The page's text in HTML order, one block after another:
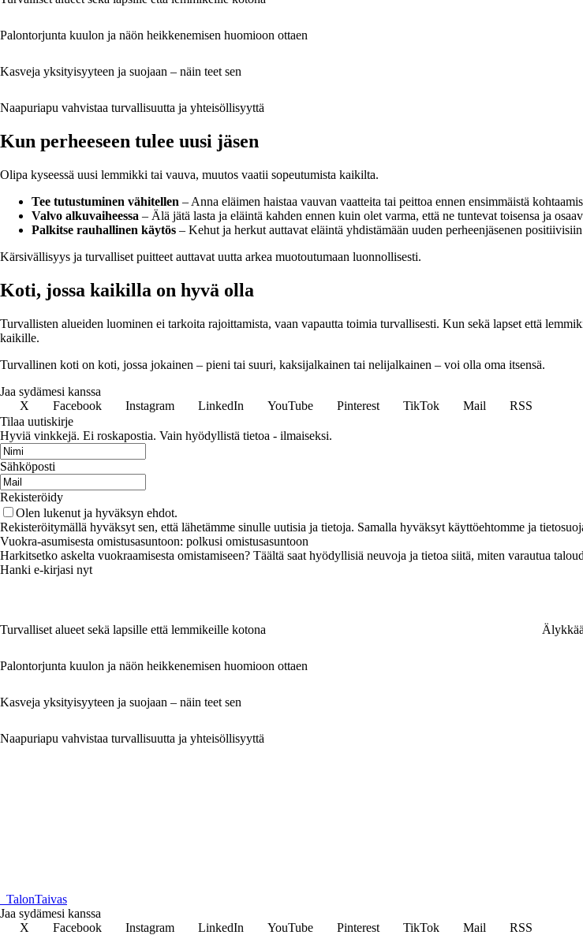
Palontorjunta kuulon ja näön heikkenemisen huomioon ottaen
Kasveja yksityisyyteen ja suojaan – näin teet sen
Naapuriapu vahvistaa turvallisuutta ja yhteisöllisyyttä
Kun perheeseen tulee uusi jäsen
Olipa kyseessä uusi lemmikki tai vauva, muutos vaatii sopeutumista kaikilta.
Tee tutustuminen vähitellen – Anna eläimen haistaa vauvan vaatteita tai peittoa ennen ensimmäistä
Valvo alkuvaiheessa – Älä jätä lasta ja eläintä kahden ennen kuin olet varma, että ne tuntevat toisensa ja
Palkitse rauhallinen käytös – Kehut ja herkut auttavat eläintä yhdistämään uuden perheenjäsenen
Kärsivällisyys ja turvalliset puitteet auttavat uutta arkea muotoutumaan luonnollisesti.
Koti, jossa kaikilla on hyvä olla
Turvallisten alueiden luominen ei tarkoita rajoittamista, vaan vapautta toimia turvallisesti. Kun sekä lapset että
kaikille.
Turvallinen koti on koti, jossa jokainen – pieni tai suuri, kaksijalkainen tai nelijalkainen – voi olla oma itsensä.
Jaa sydämesi kanssa
X
Facebook Instagram LinkedIn YouTube Pinterest TikTok Mail
RSS
Tilaa uutiskirje
Hyviä vinkkejä. Ei roskapostia. Vain hyödyllistä tietoa - ilmaiseksi.
Sähköposti
Rekisteröidy
Olen lukenut ja hyväksyn ehdot.
Rekisteröitymällä hyväksyt sen, että lähetämme sinulle uutisia ja tietoja. Samalla hyväksyt käyttöehtomme ja
Vuokra-asumisesta omistusasuntoon: polkusi omistusasuntoon
Harkitsetko askelta vuokraamisesta omistamiseen? Täältä saat hyödyllisiä neuvoja ja tietoa siitä, miten varautua
Hanki e-kirjasi nyt
Turvalliset alueet sekä lapsille että lemmikeille kotona
Palontorjunta kuulon ja näön heikkenemisen huomioon ottaen
Kasveja yksityisyyteen ja suojaan – näin teet sen
Naapuriapu vahvistaa turvallisuutta ja yhteisöllisyyttä
TalonTaivas
Jaa sydämesi kanssa
X
Facebook Instagram LinkedIn YouTube Pinterest TikTok Mail
RSS